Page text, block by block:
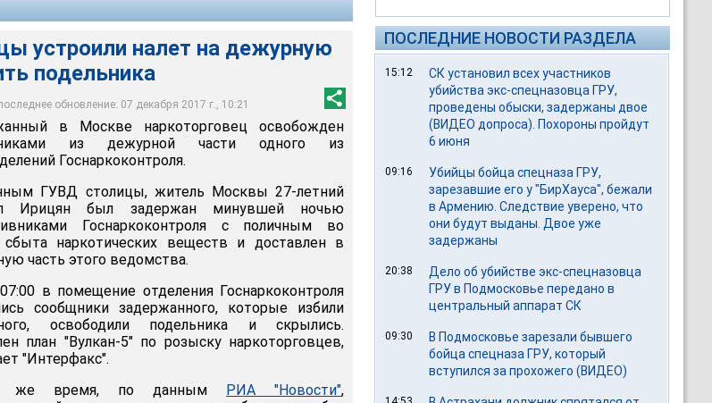
устроили налет на дежурную
подельника
обновление: 07 декабря 2017 г., 10:21
в Москве наркоторговец освобожден
из дежурной части одного из
Госнаркоконтроля.
ГУВД столицы, житель Москвы 27-летний
Ирицян был задержан минувшей ночью
Госнаркоконтроля с поличным во
наркотических веществ и доставлен в
часть этого ведомства.
в помещение отделения Госнаркоконтроля
сообщники задержанного, которые избили
освободили подельника и скрылись.
план "Вулкан-5" по розыску наркоторговцев,
"Интерфакс".
же время, по данным РИА "Новости",
ПОСЛЕДНИЕ НОВОСТИ РАЗДЕЛА
15:12
СК установил всех участников
убийства экс-спецназовца ГРУ,
проведены обыски, задержаны двое
(ВИДЕО допроса). Похороны пройдут
6 июня
09:16
Убийцы бойца спецназа ГРУ,
зарезавшие его у "БирХауса", бежали
в Армению. Следствие уверено, что
они будут выданы. Двое уже
задержаны
20:38
Дело об убийстве экс-спецназовца
ГРУ в Подмосковье передано в
центральный аппарат СК
09:30
В Подмосковье зарезали бывшего
бойца спецназа ГРУ, который
вступился за прохожего (ВИДЕО)